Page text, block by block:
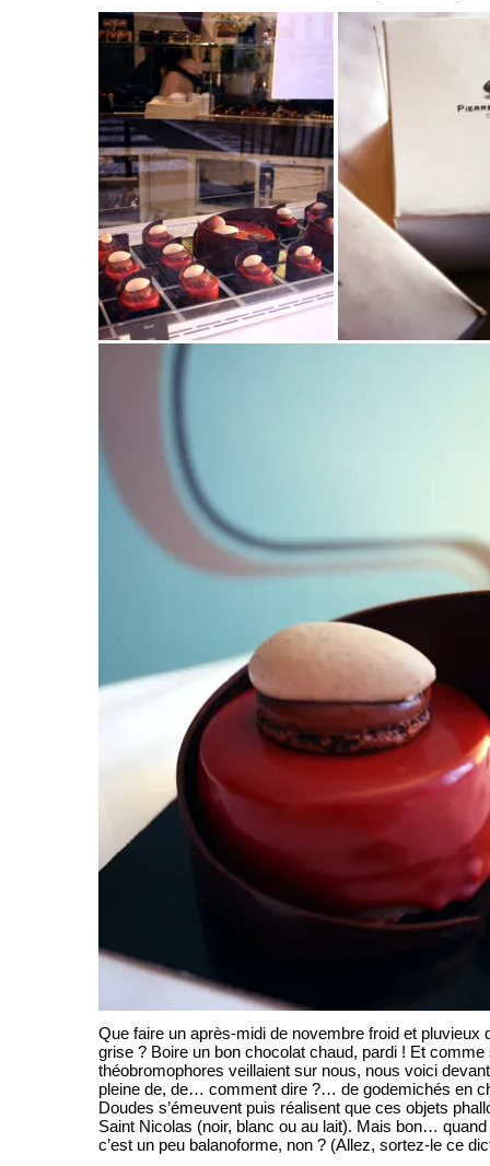
Que faire un après-midi de novembre froid et pluvieux
grise ? Boire un bon chocolat chaud, pardi ! Et comme
théobromophores veillaient sur nous, nous voici
pleine de, de… comment dire ?… de godemichés en
Doudes s’émeuvent puis réalisent que ces objets
Saint Nicolas (noir, blanc ou au lait). Mais bon…
c’est un peu balanoforme, non ? (Allez, sortez-le ce